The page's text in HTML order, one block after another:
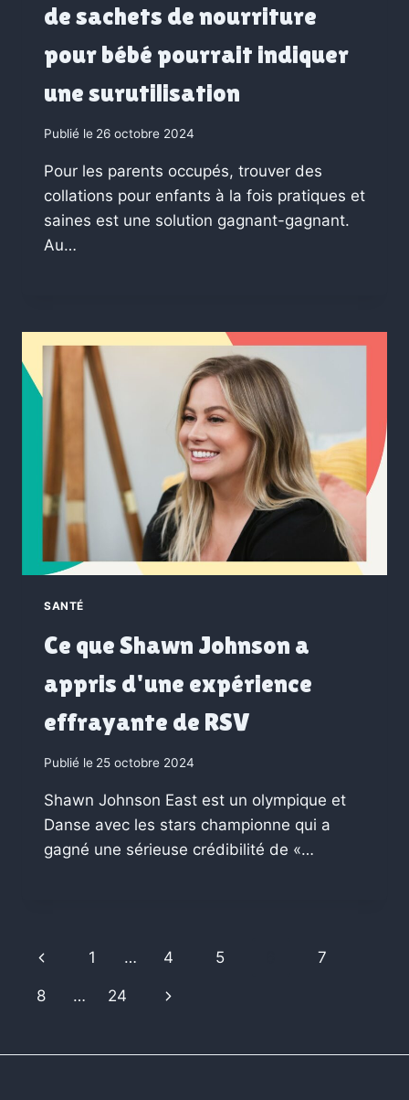
de sachets de nourriture
pour bébé pourrait indiquer
une surutilisation
Publié le 26 octobre 2024
Pour les parents occupés, trouver des
collations pour enfants à la fois pratiques et
saines est une solution gagnant-gagnant.
Au…
SANTÉ
Ce que Shawn Johnson a
appris d'une expérience
effrayante de RSV
Publié le 25 octobre 2024
Shawn Johnson East est un olympique et
Danse avec les stars championne qui a
gagné une sérieuse crédibilité de «…
Previous
Page
1 … 4 5 7
8 … 24
Next